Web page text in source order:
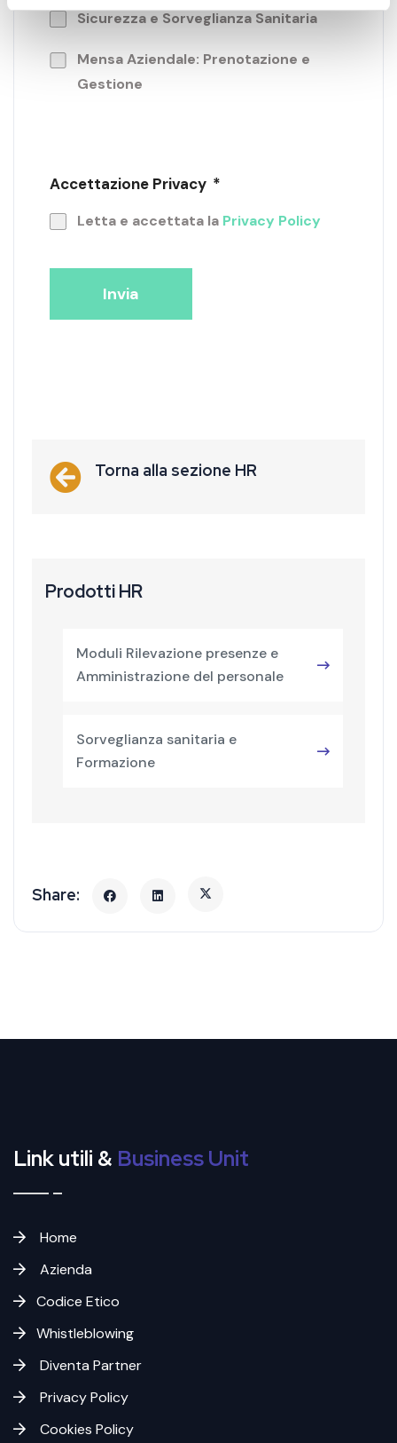
Sicurezza e Sorveglianza Sanitaria
Mensa Aziendale: Prenotazione e
Gestione
Accettazione Privacy *
Letta e accettata la Privacy Policy
Invia
Torna alla sezione HR
Prodotti HR
Moduli Rilevazione presenze e
Amministrazione del personale
Sorveglianza sanitaria e
Formazione
Link utili & Business Unit
Home
Azienda
Codice Etico
Whistleblowing
Diventa Partner
Privacy Policy
Cookies Policy